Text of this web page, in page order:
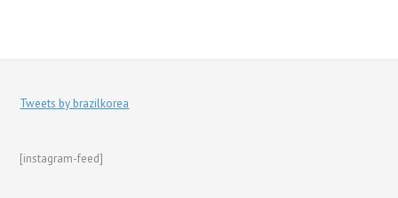
Tweets by brazilkorea
[instagram-feed]